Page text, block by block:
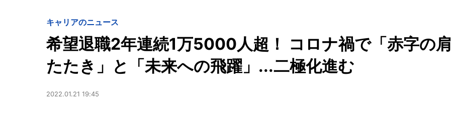
キャリアのニュース
希望退職2年連続1万5000人超！ コロナ禍で「赤字の肩
たたき」と「未来への飛躍」...二極化進む
2022.01.21 19:45